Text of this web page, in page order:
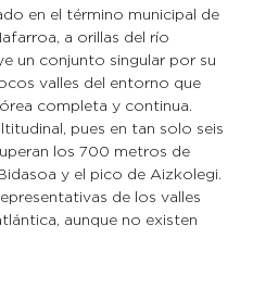
en el término municipal de
a orillas del río
un conjunto singular por su
valles del entorno que
completa y continua.
pues en tan solo seis
los 700 metros de
y el pico de Aizkolegi.
de los valles
aunque no existen